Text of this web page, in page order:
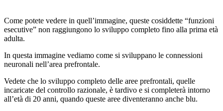
Come potete vedere in quell’immagine, queste cosiddette “funzioni
esecutive” non raggiungono lo sviluppo completo fino alla prima età
adulta.
In questa immagine vediamo come si sviluppano le connessioni
neuronali nell’area prefrontale.
Vedete che lo sviluppo completo delle aree prefrontali, quelle
incaricate del controllo razionale, è tardivo e si completerà intorno
all’età di 20 anni, quando queste aree diventeranno anche blu.